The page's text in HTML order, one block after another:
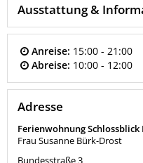
Ausstattung &
Anreise: 15:00 - 21:00
Abreise: 10:00 - 12:00
Adresse
Ferienwohnung Schlossblick
Frau Susanne Bürk-Drost
Bundesstraße 3